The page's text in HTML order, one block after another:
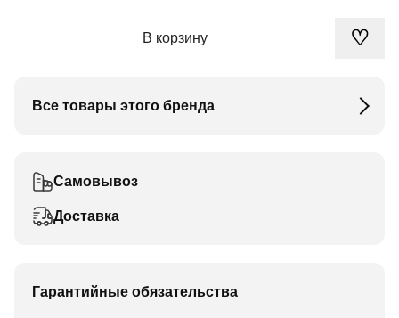
В корзину ♡
Все товары этого бренда
Самовывоз
Доставка
Гарантийные обязательства